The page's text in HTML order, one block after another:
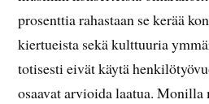
prosenttia rahastaan se kerää
kiertueista sekä kulttuuria
totisesti eivät käytä
osaavat arvioida laatua.